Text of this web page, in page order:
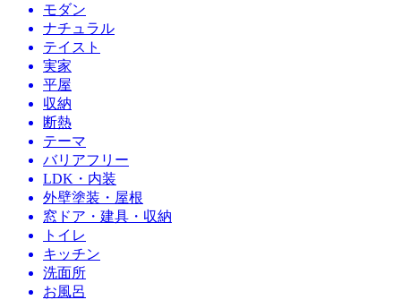
モダン
ナチュラル
テイスト
実家
平屋
収納
断熱
テーマ
バリアフリー
LDK・内装
外壁塗装・屋根
窓ドア・建具・収納
トイレ
キッチン
洗面所
お風呂